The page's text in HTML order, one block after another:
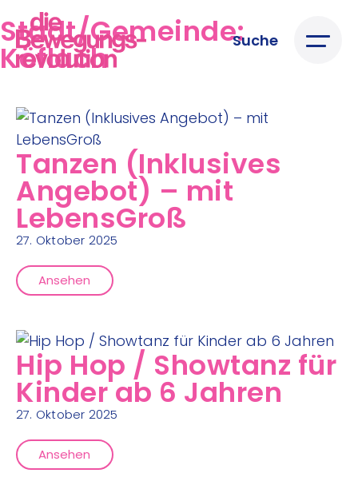
Suche
Stadt/Gemeinde:
Köflach
Tanzen (Inklusives
Angebot) – mit
LebensGroß
27. Oktober 2025
Ansehen
Hip Hop / Showtanz für
Kinder ab 6 Jahren
27. Oktober 2025
Ansehen